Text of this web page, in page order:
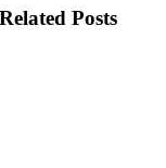
Related Posts